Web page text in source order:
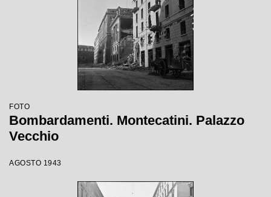
FOTO
Bombardamenti. Montecatini. Palazzo
Vecchio
AGOSTO 1943